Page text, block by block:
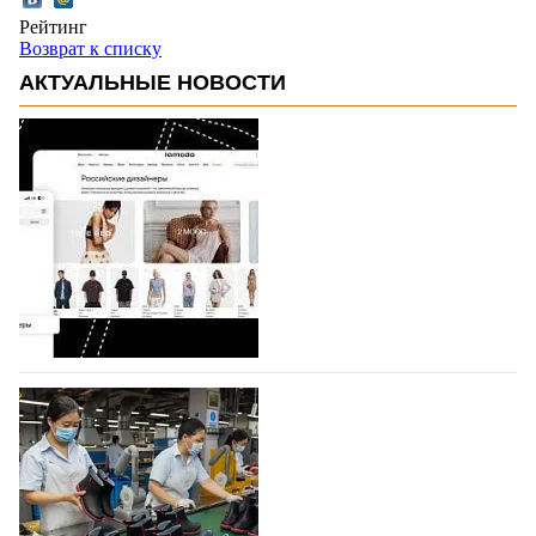
Рейтинг
Возврат к списку
АКТУАЛЬНЫЕ НОВОСТИ
На платформе Lamoda - новый раздел и
условия продвижения локальных
дизайнерских марок
Российский маркетплейс Lamoda решил обновить